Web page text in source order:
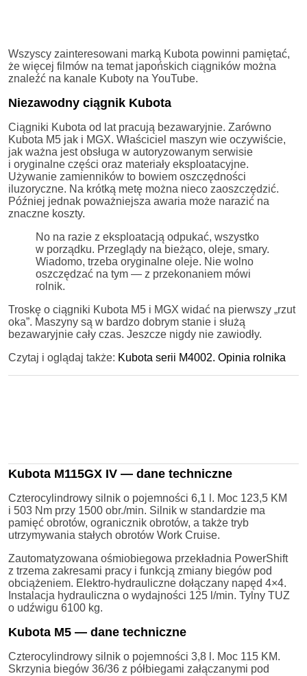
Wszyscy zainteresowani marką Kubota powinni pamiętać,
że więcej filmów na temat japońskich ciągników można
znaleźć na kanale Kuboty na YouTube.
Niezawodny ciągnik Kubota
Ciągniki Kubota od lat pracują bezawaryjnie. Zarówno
Kubota M5 jak i MGX. Właściciel maszyn wie oczywiście,
jak ważna jest obsługa w autoryzowanym serwisie
i oryginalne części oraz materiały eksploatacyjne.
Używanie zamienników to bowiem oszczędności
iluzoryczne. Na krótką metę można nieco zaoszczędzić.
Później jednak poważniejsza awaria może narazić na
znaczne koszty.
No na razie z eksploatacją odpukać, wszystko
w porządku. Przeglądy na bieżąco, oleje, smary.
Wiadomo, trzeba oryginalne oleje. Nie wolno
oszczędzać na tym — z przekonaniem mówi
rolnik.
Troskę o ciągniki Kubota M5 i MGX widać na pierwszy „rzut
oka”. Maszyny są w bardzo dobrym stanie i służą
bezawaryjnie cały czas. Jeszcze nigdy nie zawiodły.
Czytaj i oglądaj także: Kubota serii M4002. Opinia rolnika
Kubota M115GX IV — dane techniczne
Czterocylindrowy silnik o pojemności 6,1 l. Moc 123,5 KM
i 503 Nm przy 1500 obr./min. Silnik w standardzie ma
pamięć obrotów, ogranicznik obrotów, a także tryb
utrzymywania stałych obrotów Work Cruise.
Zautomatyzowana ośmiobiegowa przekładnia PowerShift
z trzema zakresami pracy i funkcją zmiany biegów pod
obciążeniem. Elektro-hydrauliczne dołączany napęd 4×4.
Instalacja hydrauliczna o wydajności 125 l/min. Tylny TUZ
o udźwigu 6100 kg.
Kubota M5 — dane techniczne
Czterocylindrowy silnik o pojemności 3,8 l. Moc 115 KM.
Skrzynia biegów 36/36 z półbiegami załączanymi pod